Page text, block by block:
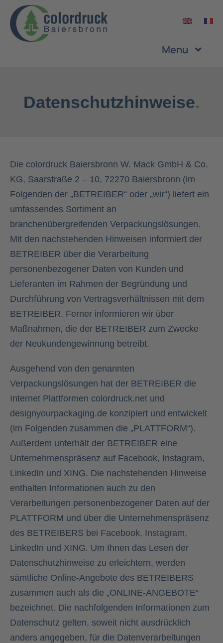
Zum
Inhalt
springen
Menu
Leistungen
Nachhaltigkeit
Kontakt
Datenschutzhinweise.
Die colordruck Baiersbronn W. Mack GmbH & Co.
KG, Saarstraße 2 – 10, 72270 Baiersbronn (im
Folgenden der „BETREIBER“ oder „wir“) liefert ein
umfassendes Sortiment an
branchenübergreifenden Verpackungslösungen.
Mit den nachstehenden Hinweisen informiert der
BETREIBER über die Verarbeitung
personenbezogener Daten von Kunden und
Lieferanten im Rahmen der Begründung und
Durchführung von Vertragsverhältnissen mit dem
BETREIBER. Ferner informieren wir über
Maßnahmen, die der BETREIBER zum Zwecke
der Neukundengewinnung betreibt.
Ausgehend von den genannten
Verpackungslösungen hat der BETREIBER die
Internet Plattformen colordruck.net und
designyourpackaging.de konzipiert und entwickelt
(im Folgenden zusammen die „PLATTFORM“).
Außerdem unterhält der BETREIBER eine
Unternehmenspräsenz auf Facebook, Instagram,
LinkedIn und XING. Die nachstehenden Hinweise
enthalten Informationen auch zu den
Verarbeitungen personenbezogener Daten auf der
PLATTFORM und über die Unternehmenspräsenz
des BETREIBERS bei Facebook, Instagram,
LinkedIn und XING. Um Ihnen das Lesen der
Datenschutzhinweise zu erleichtern, werden
sämtliche Online-Angebote des BETREIBERS
zusammen auch als die „ONLINE-ANGEBOTE“
bezeichnet. Die nachfolgenden Informationen zum
Datenschutz gelten, soweit nicht ausdrücklich
anders angegeben, für die Datenverarbeitungen